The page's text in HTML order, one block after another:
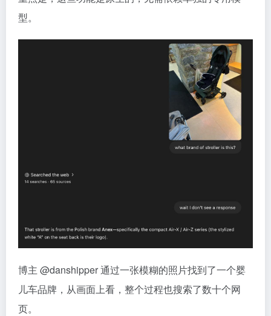
型。
博主 @danshipper 通过一张模糊的照片找到了一个婴
儿车品牌，从画面上看，整个过程也搜索了数十个网
页。